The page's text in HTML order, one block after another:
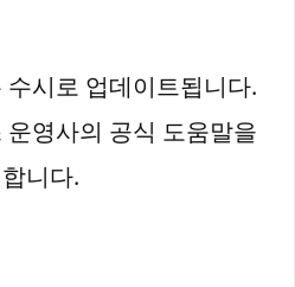
시로 업데이트됩니다.
영사의 공식 도움말을
니다.